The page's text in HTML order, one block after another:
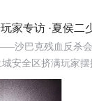
玩家专访 ·夏侯
沙巴克残血反杀
安全区挤满玩家